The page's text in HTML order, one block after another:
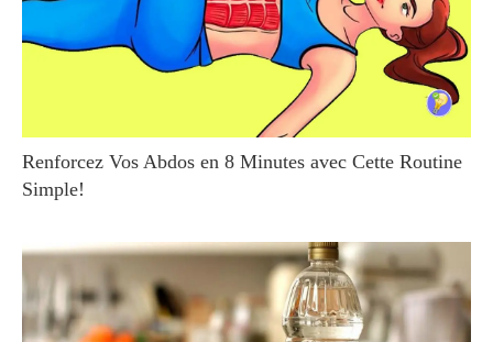
Renforcez Vos Abdos en 8 Minutes avec Cette Routine
Simple!